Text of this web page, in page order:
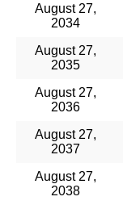
August 27,
2034
August 27,
2035
August 27,
2036
August 27,
2037
August 27,
2038